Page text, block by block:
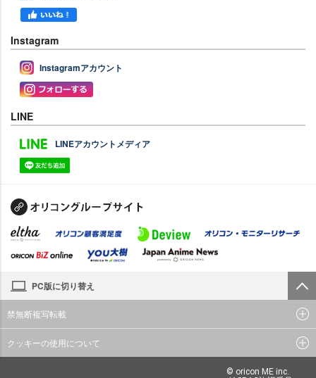
Instagram
Instagramアカウント
LINE
LINEアカウントメディア
PC版に切り替え
禁無断複写転載
クッキーの使用について
© oricon ME inc.